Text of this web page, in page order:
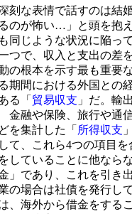
刻な表情で話すのは
のが怖い…」と頭を抱え
じような状況に陥っ
つで、収入と支出の差
根本を示す最も重要
間における外国との
る「 貿易収支 」だ。輸
融や保険、旅行や通
を集計した「 所得収支
て、これら4つの項目
ていることに他なら
であり、これを引き
場合は社債を発行し
、海外から借金をす